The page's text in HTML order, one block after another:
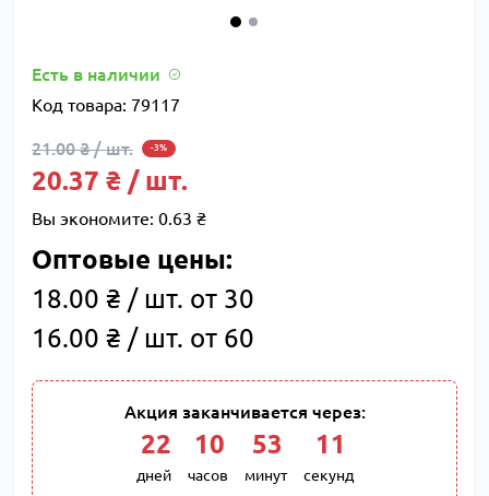
Есть в наличии
Код товара: 79117
21.00 ₴ / шт. -3%
20.37 ₴ / шт.
Вы экономите: 0.63 ₴
Оптовые цены:
18.00 ₴ / шт. от 30
16.00 ₴ / шт. от 60
Акция заканчивается через:
22
дней
10
часов
53
минут
10
секунд